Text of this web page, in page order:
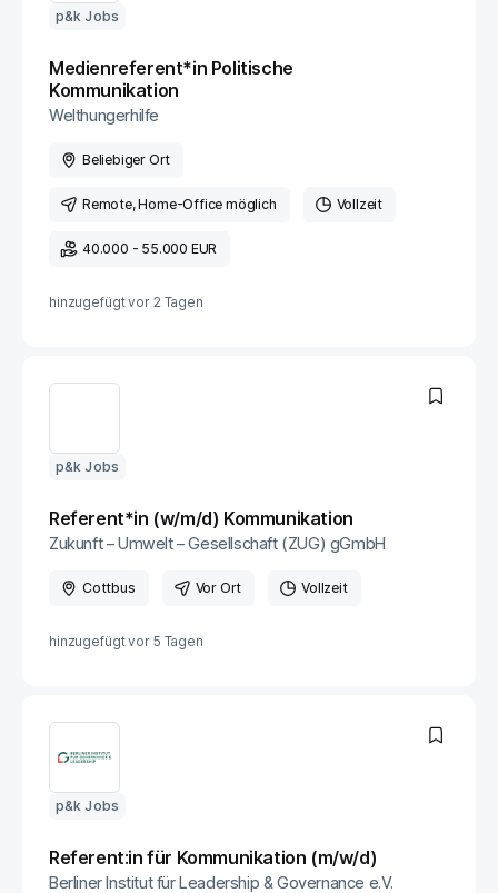
p&k Jobs
Medienreferent*in Politische
Kommunikation
Welthungerhilfe
Beliebiger Ort
Remote, Home-Office möglich Vollzeit
40.000 - 55.000 EUR
hinzugefügt vor 2 Tagen
p&k Jobs
Referent*in (w/m/d) Kommunikation
Zukunft – Umwelt – Gesellschaft (ZUG) gGmbH
Cottbus Vor Ort Vollzeit
hinzugefügt vor 5 Tagen
p&k Jobs
Referent:in für Kommunikation (m/w/d)
Berliner Institut für Leadership & Governance e.V.